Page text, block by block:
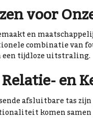
voor
en
combinatie van
tijdloze uitstraling.
en
afsluitbare tas
komen samen